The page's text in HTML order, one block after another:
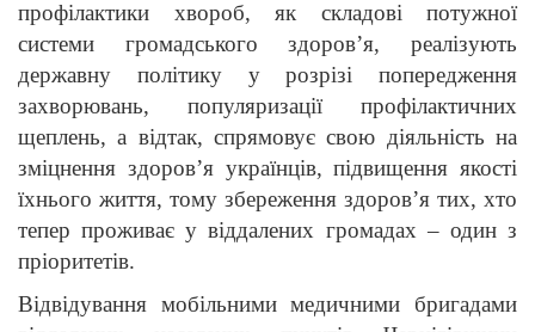
профілактики хвороб, як складові потужної
системи громадського здоров’я, реалізують
державну політику у розрізі попередження
захворювань, популяризації профілактичних
щеплень, а відтак, спрямовує свою діяльність на
зміцнення здоров’я українців, підвищення якості
їхнього життя, тому збереження здоров’я тих, хто
тепер проживає у віддалених громадах – один з
пріоритетів.
Відвідування мобільними медичними бригадами